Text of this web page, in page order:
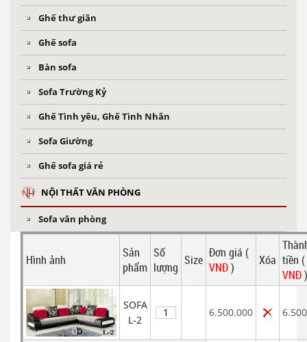
Ghế thư giãn
Ghế sofa
Bàn sofa
Sofa Trường Kỷ
Ghế Tình yêu, Ghế Tình Nhân
Sofa Giường
Ghế sofa giá rẻ
NỘI THẤT VĂN PHÒNG
Sofa văn phòng
Hình ảnh
Sản
phẩm
Số
lượng Size Đơn giá (
VNĐ) Xóa tiền (
VNĐ)
SOFA
L-2
6.500.000